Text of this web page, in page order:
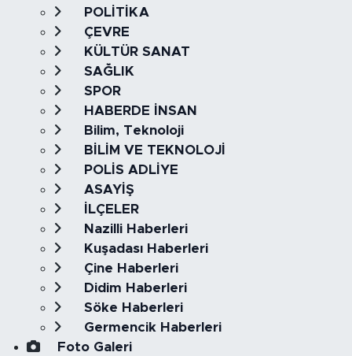
POLİTİKA
ÇEVRE
KÜLTÜR SANAT
SAĞLIK
SPOR
HABERDE İNSAN
Bilim, Teknoloji
BİLİM VE TEKNOLOJİ
POLİS ADLİYE
ASAYİŞ
İLÇELER
Nazilli Haberleri
Kuşadası Haberleri
Çine Haberleri
Didim Haberleri
Söke Haberleri
Germencik Haberleri
Foto Galeri